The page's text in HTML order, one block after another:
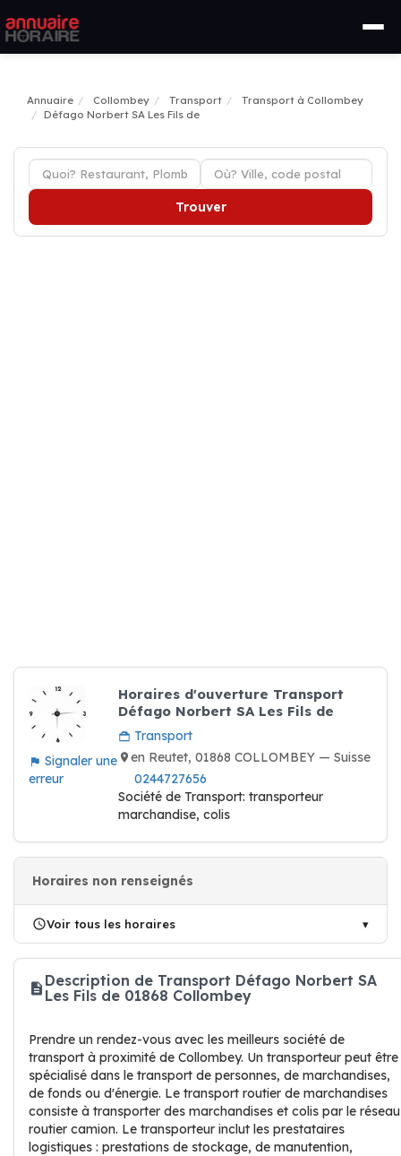
Annuaire Collombey Transport
Transport à Collombey
Défago Norbert SA Les Fils de
Trouver
Signaler une
erreur
Horaires d'ouverture Transport
Défago Norbert SA Les Fils de
Transport
en Reutet, 01868 COLLOMBEY — Suisse
0244727656
Société de Transport: transporteur
marchandise, colis
Horaires non renseignés
Voir tous les horaires
Description de Transport Défago Norbert SA
Les Fils de 01868 Collombey
Prendre un rendez-vous avec les meilleurs société de
transport à proximité de Collombey. Un transporteur peut être
spécialisé dans le transport de personnes, de marchandises,
de fonds ou d'énergie. Le transport routier de marchandises
consiste à transporter des marchandises et colis par le réseau
routier camion. Le transporteur inclut les prestataires
logistiques : prestations de stockage, de manutention,